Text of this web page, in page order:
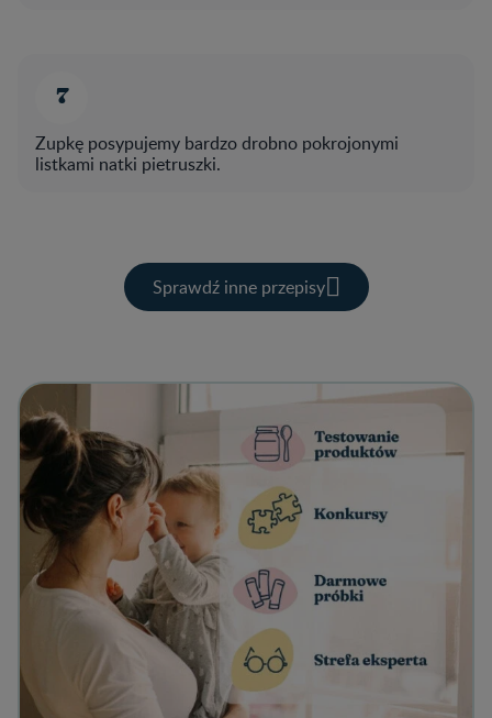
Zupkę posypujemy bardzo drobno pokrojonymi
listkami natki pietruszki.
Sprawdź inne przepisy